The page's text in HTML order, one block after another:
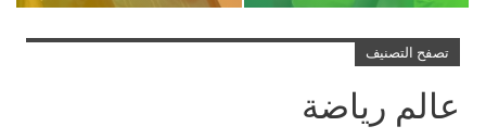
تصفح التصنيف
عالم رياضة